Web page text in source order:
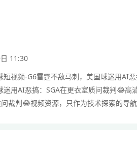
11:30
短视频-G6雷霆不敌马刺，美国球迷用AI
用AI恶搞：SGA在更衣室质问裁判😂
裁判😂视频资源，只作为技术探索的导航